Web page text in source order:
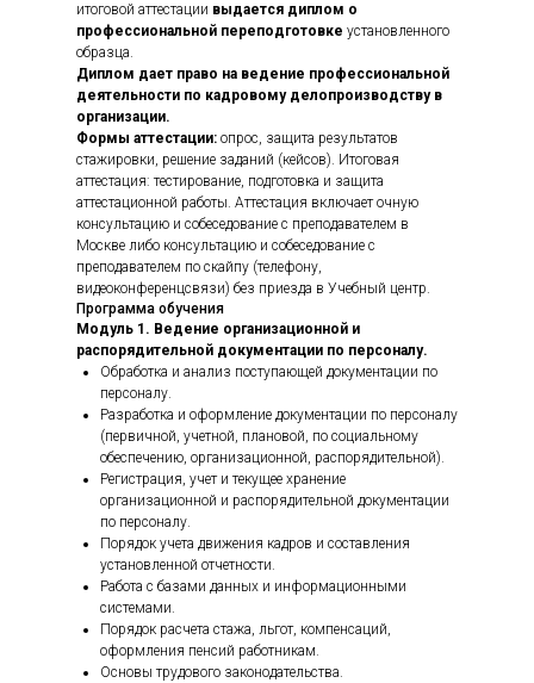
итоговой аттестации выдается диплом о
профессиональной переподготовке установленного
образца.
Диплом дает право на ведение профессиональной
деятельности по кадровому делопроизводству в
организации.
Формы аттестации: опрос, защита результатов
стажировки, решение заданий (кейсов). Итоговая
аттестация: тестирование, подготовка и защита
аттестационной работы. Аттестация включает очную
консультацию и собеседование с преподавателем в
Москве либо консультацию и собеседование с
преподавателем по скайпу (телефону,
видеоконференцсвязи) без приезда в Учебный центр.
Программа обучения
Модуль 1. Ведение организационной и
распорядительной документации по персоналу.
Обработка и анализ поступающей документации по
персоналу.
Разработка и оформление документации по персоналу
(первичной, учетной, плановой, по социальному
обеспечению, организационной, распорядительной).
Регистрация, учет и текущее хранение
организационной и распорядительной документации
по персоналу.
Порядок учета движения кадров и составления
установленной отчетности.
Работа с базами данных и информационными
системами.
Порядок расчета стажа, льгот, компенсаций,
оформления пенсий работникам.
Основы трудового законодательства.